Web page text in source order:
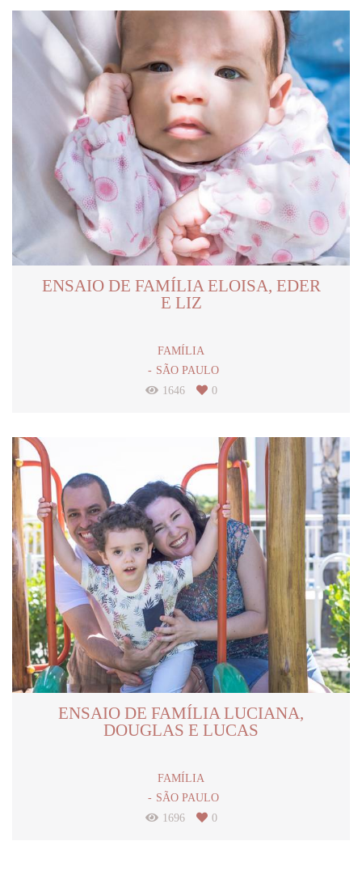
ENSAIO DE FAMÍLIA ELOISA, EDER
E LIZ
FAMÍLIA
SÃO PAULO
1646
0
ENSAIO DE FAMÍLIA LUCIANA,
DOUGLAS E LUCAS
FAMÍLIA
SÃO PAULO
1696
0